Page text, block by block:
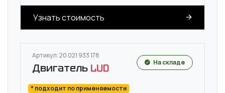
Узнать стоимость
Артикул: 20 021 933 178
Двигатель LUD
* подходит по применяемости
На складе